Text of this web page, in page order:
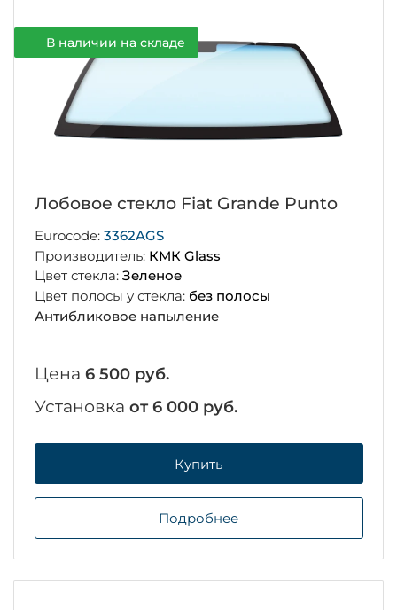
В наличии на складе
Лобовое стекло Fiat Grande Punto
Eurocode: 3362AGS
Производитель: КМК Glass
Цвет стекла: Зеленое
Цвет полосы у стекла: без полосы
Антибликовое напыление
Цена 6 500 руб.
Установка от 6 000 руб.
Купить
Подробнее